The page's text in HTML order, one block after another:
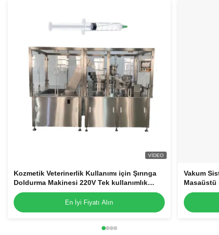
VIDEO
Kozmetik Veterinerlik Kullanımı için Şırınga
Doldurma Makinesi 220V Tek kullanımlık
Plastik Şırınga Doldurucu
En İyi Fiyatı Alın
Vakum
Masaüstü